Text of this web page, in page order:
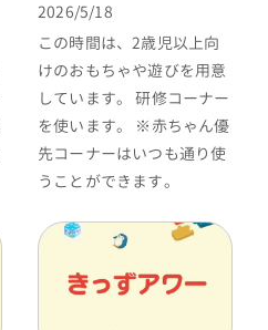
2026/5/18
この時間は、2歳児以上向
けのおもちゃや遊びを用意
しています。 研修コーナー
を使います。 ※赤ちゃん優
先コーナーはいつも通り使
うことができます。